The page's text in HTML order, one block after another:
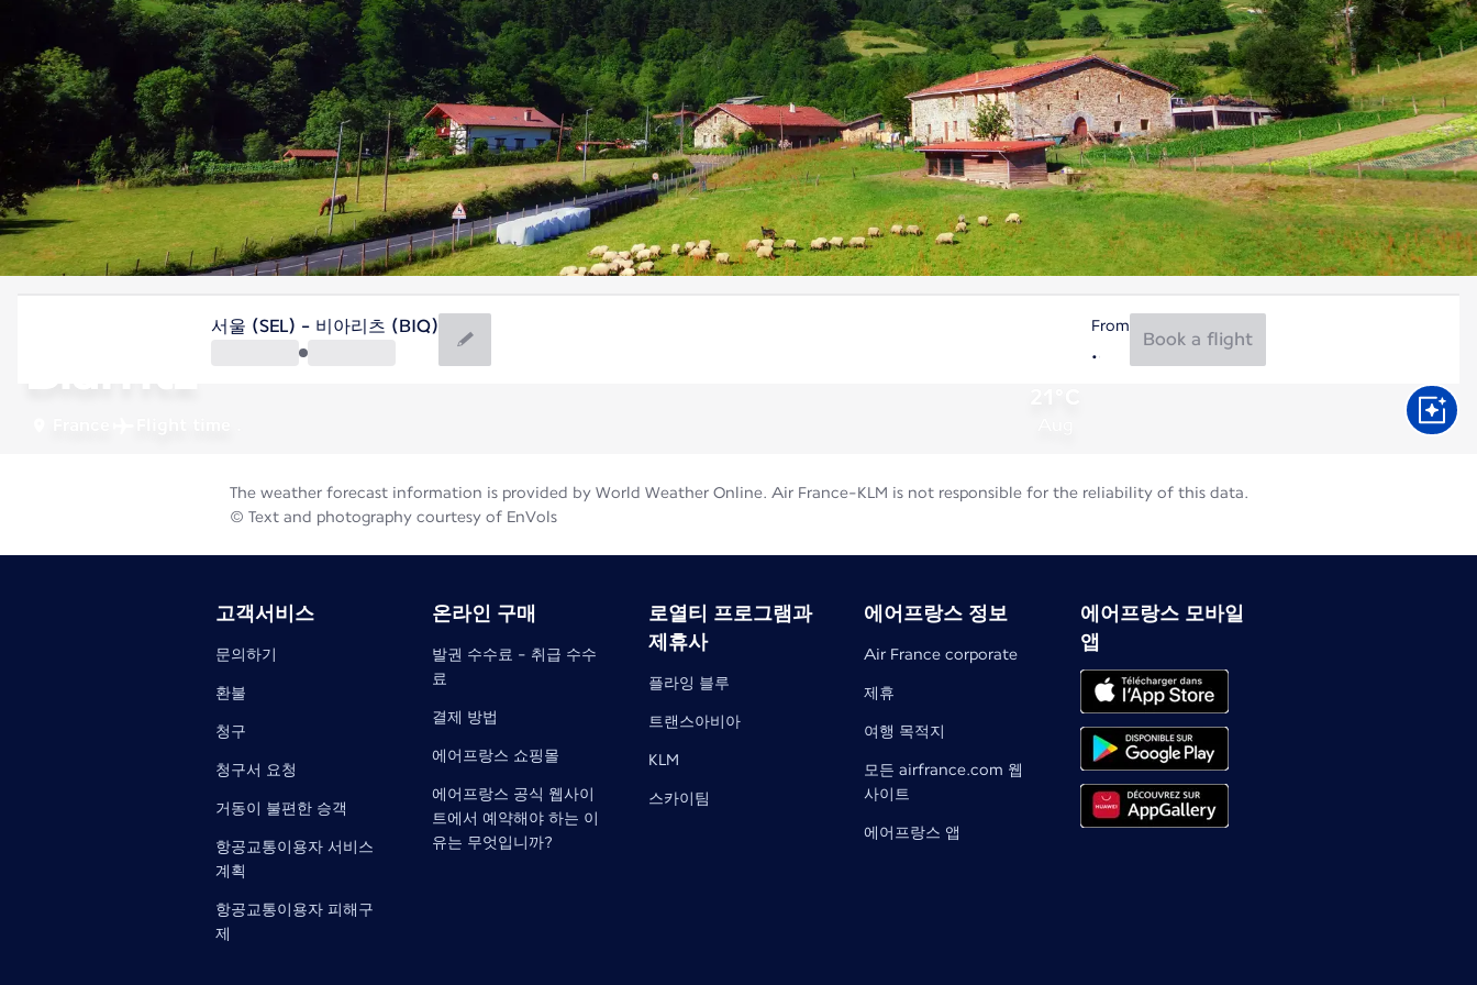
Biarritz
서울 (SEL) - 비아리츠 (BIQ) From
Book a flight
The weather forecast information is provided by World Weather Online. Air France-KLM is not responsible for the reliability of this data.
© Text and photography courtesy of EnVols
고객서비스
문의하기
환불
청구
청구서 요청
거동이 불편한 승객
항공교통이용자 서비스
계획
항공교통이용자 피해구
제
온라인 구매
발권 수수료 - 취급 수수
료
결제 방법
에어프랑스 쇼핑몰
에어프랑스 공식 웹사이
트에서 예약해야 하는 이
유는 무엇입니까?
로열티 프로그램과
제휴사
플라잉 블루
트랜스아비아
KLM
스카이팀
에어프랑스 정보
Air France corporate
제휴
여행 목적지
모든 airfrance.com 웹
사이트
에어프랑스 앱
에어프랑스 모바일
앱